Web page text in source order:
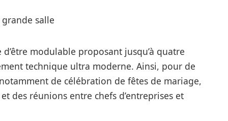
modulable proposant jusqu’à quatre
technique ultra moderne. Ainsi, pour de
de célébration de fêtes de mariage,
des réunions entre chefs d’entreprises et